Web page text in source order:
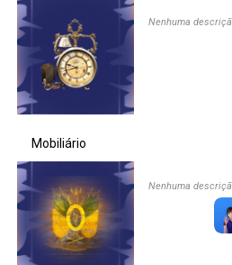
Ministério da Saúde
Ministério de Minas e Energia
Ministério da Ciência, Tecnologia, Inovações
Ministério do Meio Ambiente
Ministério do Turismo
Ministério do Desenvolvimento Regional
Nenhuma
Mobiliário
Nenhuma